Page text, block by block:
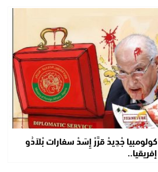
جْدِيدْ قرَّرْ إِسَدْ سفارات بْلاَدُو